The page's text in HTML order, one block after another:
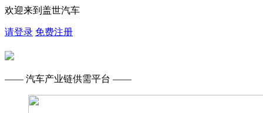
欢迎来到盖世汽车
请登录 免费注册
—— 汽车产业链供需平台 ——